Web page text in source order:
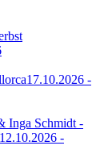
17.10.2026 -
Inga Schmidt -
12.10.2026 -